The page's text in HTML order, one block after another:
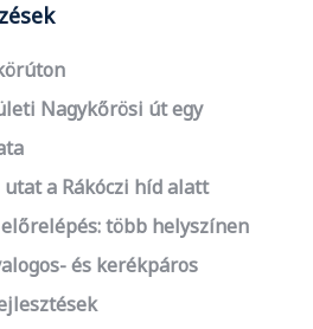
Nagykőrösi út egy
a Rákóczi híd alatt
több helyszínen
és kerékpáros